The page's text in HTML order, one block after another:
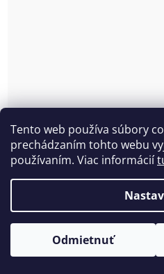
Tento web používa súbory
prechádzaním tohto webu
používaním. Viac informácií
Odmietnuť
Priliehavá neviditeľná
šaty na tenké ramienka
Skladom
€21,90